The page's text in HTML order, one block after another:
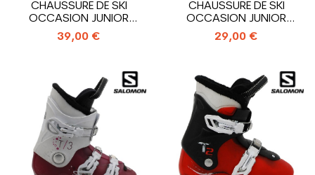
CHAUSSURE DE SKI
OCCASION JUNIOR
ROSSIGNOL COMP J4_4...
39,00 €
CHAUSSURE DE SKI
OCCASION JUNIOR
SALOMON T3_3
CROCHETS
29,00 €